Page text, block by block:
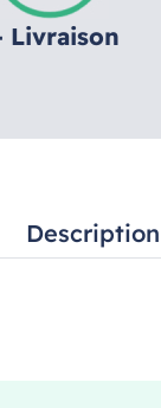
Livraison
Description